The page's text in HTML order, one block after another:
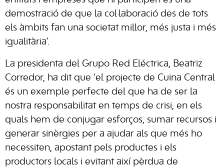
demostració de que la col·laboració des de tots
els àmbits fan una societat millor, més justa i més
igualitària’.
La presidenta del Grupo Red Eléctrica, Beatriz
Corredor, ha dit que ‘el projecte de Cuina Central
és un exemple perfecte del que ha de ser la
nostra responsabilitat en temps de crisi, en els
quals hem de conjugar esforços, sumar recursos i
generar sinèrgies per a ajudar als que més ho
necessiten, apostant pels productes i els
productors locals i evitant així pèrdua de